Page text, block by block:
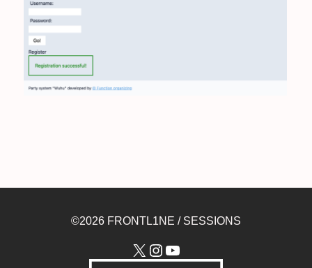
©2026 FRONTL1NE / SESSIONS
X Instagram
YouTube